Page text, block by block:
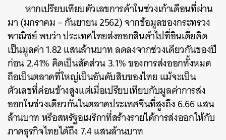
หากเปรียบเทียบตัวเลขการค้าในช่วงเก้าเดือนที่ผ่าน
มา (มกราคม – กันยายน 2562) จากข้อมูลของกระทรวง
พาณิชย์ พบว่า ประเทศไทยส่งออกสินค้าไปที่อินเดียคิด
เป็นมูลค่า 1.82 แสนล้านบาท ลดลงจากช่วงเดียวกันของปี
ก่อน 2.41% คิดเป็นสัดส่วน 3.1% ของการส่งออกทั้งหมด
ถือเป็นตลาดที่ใหญ่เป็นอันดับสิบของไทย แม้จะเป็น
ตัวเลขที่ค่อนข้างสูงแต่เมื่อเปรียบเทียบกับมูลค่าการส่ง
ออกในช่วงเดียวกันในตลาดประเทศจีนที่สูงถึง 6.66 แสน
ล้านบาท หรือสหรัฐอเมริกาที่สร้างรายได้การส่งออกให้กับ
ภาคธุรกิจไทยได้ถึง 7.4 แสนล้านบาท